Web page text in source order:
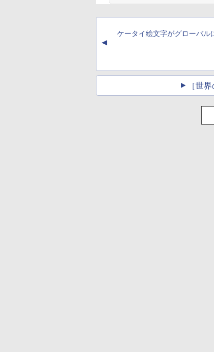
▲
ケータイ絵文字がグローバル
［世